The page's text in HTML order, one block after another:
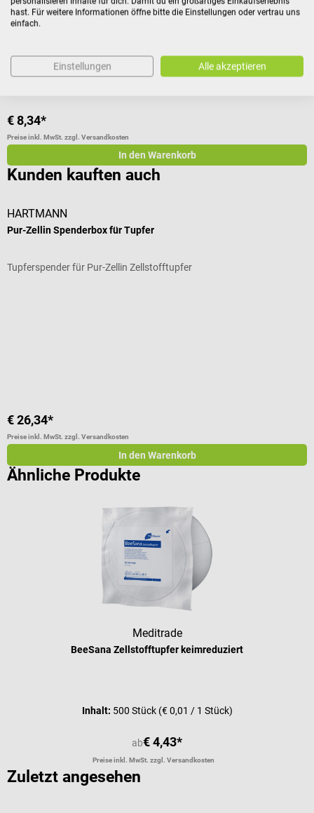
Mit rutschfester Kunststoffplatte zur Fixierung von Tupfern
Durchschnittliche Bewertung von 5 von 5 Sternen
€ 8,34*
Preise inkl. MwSt. zzgl. Versandkosten
In den Warenkorb
Kunden kauften auch
HARTMANN
Pur-Zellin Spenderbox für Tupfer
Tupferspender für Pur-Zellin Zellstofftupfer
€ 26,34*
Preise inkl. MwSt. zzgl. Versandkosten
In den Warenkorb
Ähnliche Produkte
Meditrade
BeeSana Zellstofftupfer keimreduziert
Inhalt: 500 Stück (€ 0,01 / 1 Stück)
ab€ 4,43*
Preise inkl. MwSt. zzgl. Versandkosten
Zuletzt angesehen
hast. Für weitere Informationen öffne bitte die Einstellungen oder vertrau uns
einfach.
Einstellungen Alle akzeptieren